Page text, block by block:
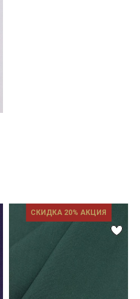
СКИДКА 20% АКЦИЯ